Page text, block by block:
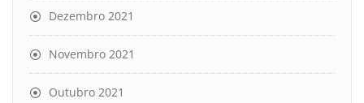
Dezembro 2021
Novembro 2021
Outubro 2021